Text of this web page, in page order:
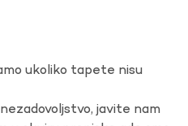
ukoliko tapete nisu
javite nam